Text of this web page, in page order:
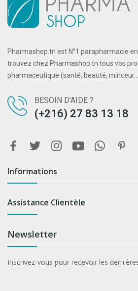
Pharmashop.tn est N°1 parapharmacie
trouvez chez Pharmashop.tn tous vos
pharmaceutique (santé, beauté,
BESOIN D'AIDE ?
(+216) 27 83 13 18
Informations
Assistance Clientèle
Newsletter
Inscrivez-vous pour recevoir les